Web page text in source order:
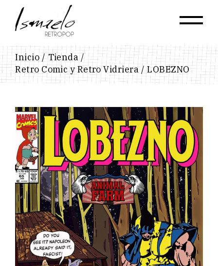
content
Inicio
Tienda
Retro Comic y Retro Vidriera
LOBEZNO